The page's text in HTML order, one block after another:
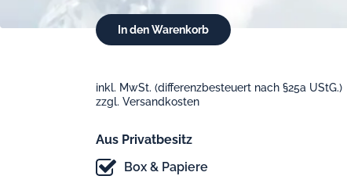
inkl. MwSt. (differenzbesteuert nach §25a UStG.)
zzgl. Versandkosten
Aus Privatbesitz
Box & Papiere